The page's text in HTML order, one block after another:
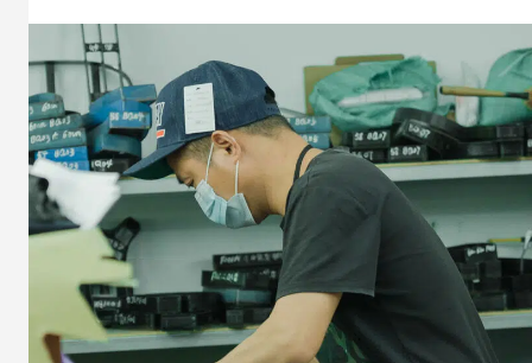
образцов:
шага
для
ускорения
получения
образцов
и
сокращения
расходов